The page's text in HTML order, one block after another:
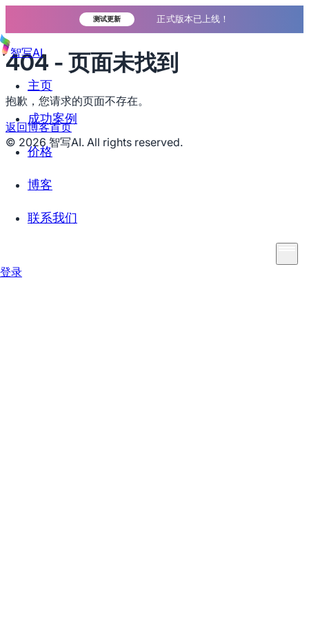
测试更新 正式版本已上线！
智写AI
主页
成功案例
价格
博客
联系我们
登录
404 - 页面未找到
抱歉，您请求的页面不存在。
返回博客首页
© 2026 智写AI. All rights reserved.